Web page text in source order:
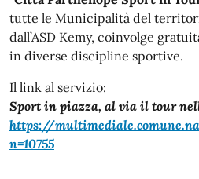
tutte le Municipalità del
dall’ASD Kemy, coinvolge
in diverse discipline sportive.
Il link al servizio:
Sport in piazza, al via il tour
https://
n=10755